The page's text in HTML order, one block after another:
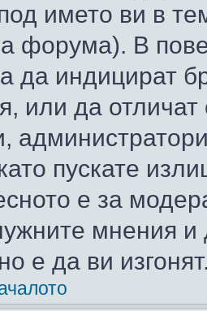
името ви в
форума). В
да индицират
или да
пускате
е за
мнения
е да ви